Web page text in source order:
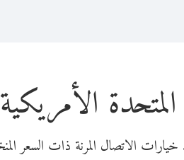
الأمريكية